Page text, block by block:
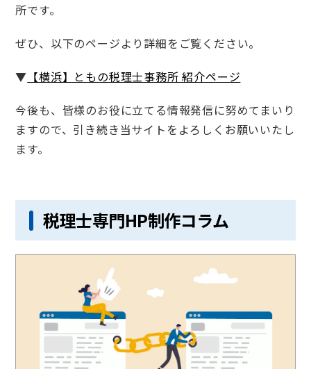
所です。
ぜひ、以下のページより詳細をご覧ください。
▼ 【横浜】ともの税理士事務所 紹介ページ
今後も、皆様のお役に立てる情報発信に努めてまいり
ますので、引き続き当サイトをよろしくお願いいたし
ます。
税理士専門HP制作コラム